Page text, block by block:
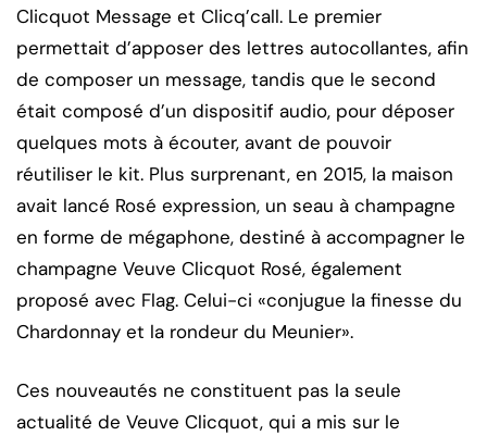
Clicquot Message et Clicq’call. Le premier
permettait d’apposer des lettres autocollantes, afin
de composer un message, tandis que le second
était composé d’un dispositif audio, pour déposer
quelques mots à écouter, avant de pouvoir
réutiliser le kit. Plus surprenant, en 2015, la maison
avait lancé Rosé expression, un seau à champagne
en forme de mégaphone, destiné à accompagner le
champagne Veuve Clicquot Rosé, également
proposé avec Flag. Celui-ci «conjugue la finesse du
Chardonnay et la rondeur du Meunier».
Ces nouveautés ne constituent pas la seule
actualité de Veuve Clicquot, qui a mis sur le